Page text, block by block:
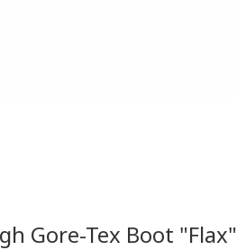
Gore-Tex Boot "Flax"